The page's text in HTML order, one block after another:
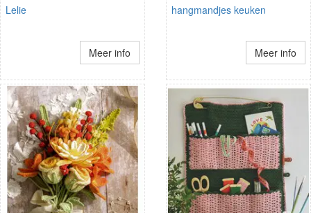
Lelie
Meer info
hangmandjes keuken
Meer info